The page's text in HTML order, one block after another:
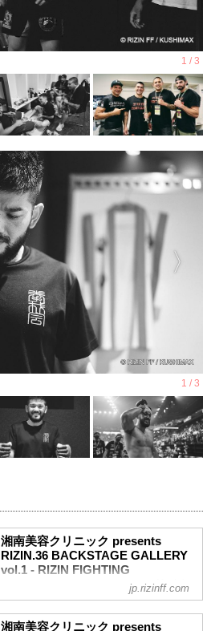
湘南美容クリニック presents
RIZIN.36 BACKSTAGE GALLERY
vol.1 - RIZIN FIGHTING
FEDERATION オフィシャルサイト
収めた「BACKSTAGE GALLERY」
jp.rizinff.com
湘南美容クリニック presents